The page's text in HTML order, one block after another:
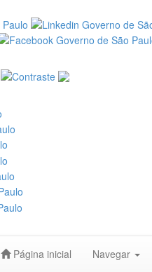
Página inicial Navegar